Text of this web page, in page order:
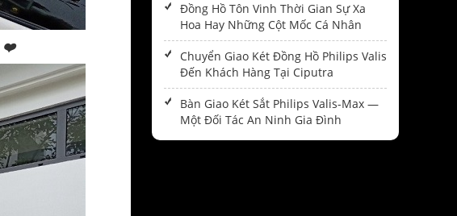
❤️
Đồng Hồ Tôn Vinh Thời Gian Sự Xa
Hoa Hay Những Cột Mốc Cá Nhân
Chuyển Giao Két Đồng Hồ Philips Valis
Đến Khách Hàng Tại Ciputra
Bàn Giao Két Sắt Philips Valis-Max —
Một Đối Tác An Ninh Gia Đình